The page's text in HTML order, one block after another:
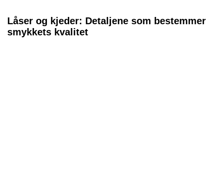
Låser og kjeder: Detaljene som bestemmer
smykkets kvalitet